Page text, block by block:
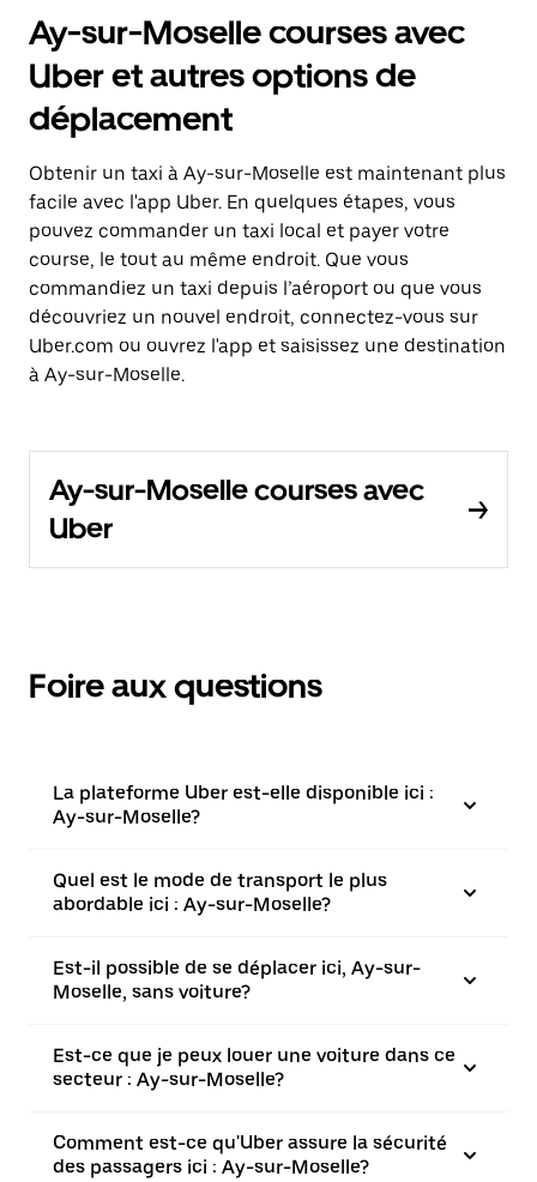
Ay-sur-Moselle courses avec
Uber et autres options de
déplacement
Obtenir un taxi à Ay-sur-Moselle est maintenant plus
facile avec l'app Uber. En quelques étapes, vous
pouvez commander un taxi local et payer votre
course, le tout au même endroit. Que vous
commandiez un taxi depuis l’aéroport ou que vous
découvriez un nouvel endroit, connectez-vous sur
Uber.com ou ouvrez l'app et saisissez une destination
à Ay-sur-Moselle.
Ay-sur-Moselle courses avec
Uber
Foire aux questions
La plateforme Uber est-elle disponible ici :
Ay-sur-Moselle?
Quel est le mode de transport le plus
abordable ici : Ay-sur-Moselle?
Est-il possible de se déplacer ici, Ay-sur-
Moselle, sans voiture?
Est-ce que je peux louer une voiture dans ce
secteur : Ay-sur-Moselle?
Comment est-ce qu'Uber assure la sécurité
des passagers ici : Ay-sur-Moselle?